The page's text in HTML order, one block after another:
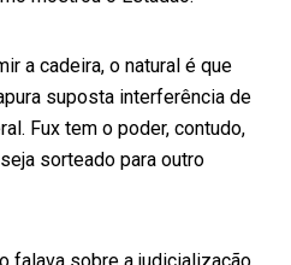
a cadeira, o natural é que
suposta interferência de
Fux tem o poder, contudo,
sorteado para outro